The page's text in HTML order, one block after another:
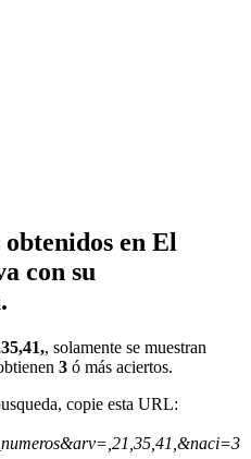
en El
con su
, solamente se muestran
3 ó más aciertos.
copie esta URL: